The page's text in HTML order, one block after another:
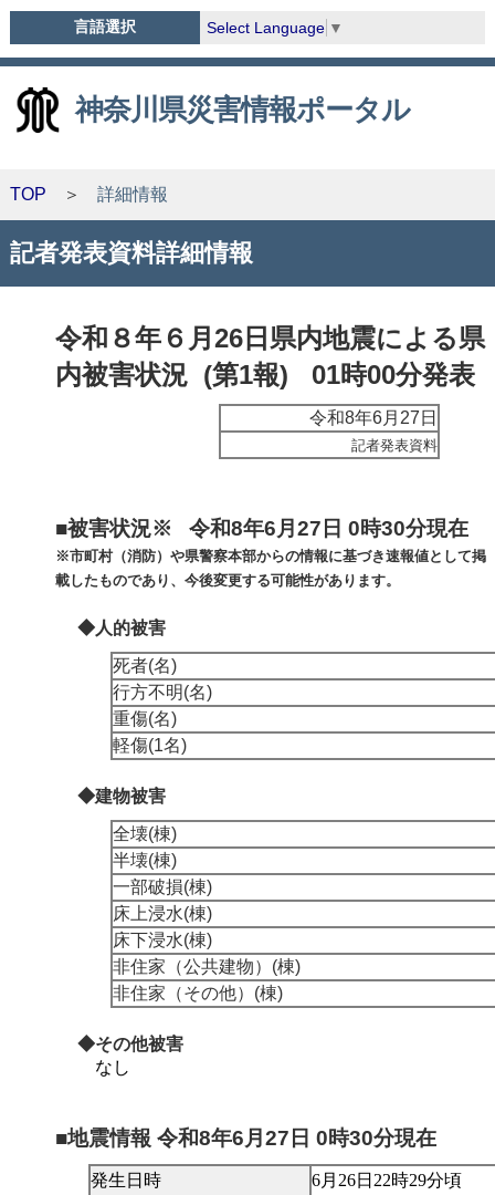
言語選択 Select Language ▼
神奈川県災害情報ポータル
TOP 詳細情報
記者発表資料詳細情報
令和８年６月26日県内地震による県
内被害状況 (第1報) 01時00分発表
令和8年6月27日
記者発表資料
■被害状況※ 令和8年6月27日 0時30分現在
※市町村（消防）や県警察本部からの情報に基づき速報値として掲
載したものであり、今後変更する可能性があります。
◆人的被害
死者(名)
行方不明(名)
重傷(名)
軽傷(1名)
◆建物被害
全壊(棟)
半壊(棟)
一部破損(棟)
床上浸水(棟)
床下浸水(棟)
非住家（公共建物）(棟)
非住家（その他）(棟)
◆その他被害
なし
■地震情報 令和8年6月27日 0時30分現在
発生日時
6月26日22時29分頃